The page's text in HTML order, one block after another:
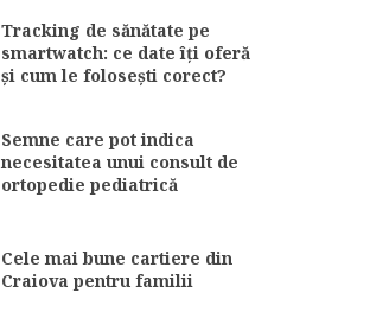
Tracking de sănătate pe
smartwatch: ce date îți oferă
și cum le folosești corect?
Semne care pot indica
necesitatea unui consult de
ortopedie pediatrică
Cele mai bune cartiere din
Craiova pentru familii